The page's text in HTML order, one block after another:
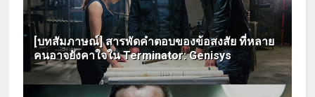
[บทสัมภาษณ์] สารพัดคำตอบของข้อสงสัย ที่หลาย
คนอาจยังคาใจใน Terminator: Genisys